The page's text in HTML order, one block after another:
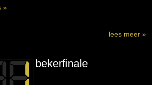
»
lees meer »
bekerfinale